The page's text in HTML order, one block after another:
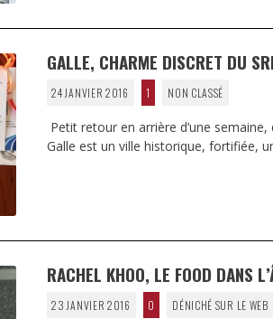
GALLE, CHARME DISCRET DU
24 JANVIER 2016 1 NON CLASSÉ
Petit retour en arrière d’une
Galle est un ville historique, fortifiée,
RACHEL KHOO, LE FOOD DANS
23 JANVIER 2016 0 DÉNICHÉ SUR LE WEB